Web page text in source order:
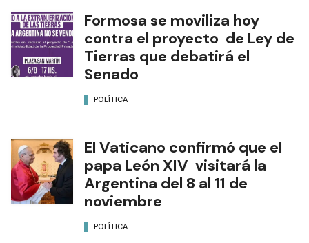
Formosa se moviliza hoy
contra el proyecto de Ley de
Tierras que debatirá el
Senado
POLÍTICA
El Vaticano confirmó que el
papa León XIV visitará la
Argentina del 8 al 11 de
noviembre
POLÍTICA